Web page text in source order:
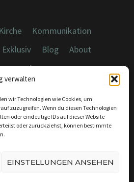
verwalten
wir Technologien wie Cookies, um
zuzugreifen. Wenn du diesen Technologien
oder eindeutige IDs auf dieser Website
oder zurückziehst, können bestimmte
EINSTELLUNGEN ANSEHEN
Kirche
Kommunikation
Exklusiv
Blog
About
Impressum